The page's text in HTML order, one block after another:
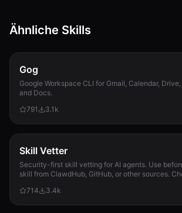
Ähnliche Skills
Gog
Google Workspace CLI for Gmail, Calendar,
and Docs.
791
3.1k
Skill Vetter
Security-first skill vetting for AI agents. Use
skill from ClawdHub, GitHub, or other sources.
714
3.4k